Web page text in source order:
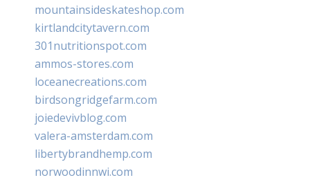
mountainsideskateshop.com
kirtlandcitytavern.com
301nutritionspot.com
ammos-stores.com
loceanecreations.com
birdsongridgefarm.com
joiedevivblog.com
valera-amsterdam.com
libertybrandhemp.com
norwoodinnwi.com